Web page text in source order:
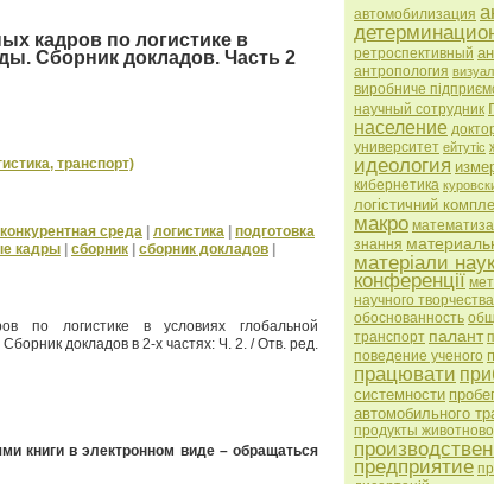
кадров по логистике в
Сборник докладов. Часть 2
транспорт)
конкурентная среда логистика
подготовка
кадры сборник сборник докладов
по логистике в условиях глобальной
Сборник докладов в 2-х частях: Ч. 2. / Отв. ред.
книги в электронном виде – обращаться
автомобилизация
ретроспективный
антропология
виробниче
научный сотрудник
население
университет ейтутіс
идеология
кибернетика
логістичний
макро
знання
матеріали
конференції
научного творчества
обоснованность
транспорт палант
поведение ученого
працювати
системности
автомобильного
продукты
предприятие